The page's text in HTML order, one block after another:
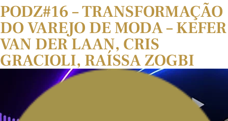
PODZ#16 – TRANSFORMAÇÃO
DO VAREJO DE MODA – KEFER
VAN DER LAAN, CRIS
GRACIOLI, RAÍSSA ZOGBI